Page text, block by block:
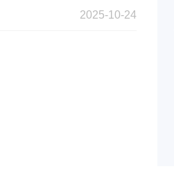
2025-10-24